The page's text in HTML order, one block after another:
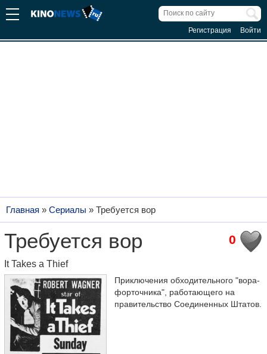
Регистрация Войти
Главная » Сериалы » Требуется вор
0
Требуется вор
It Takes a Thief
Приключения обходительного "вора-
форточника", работающего на
правительство Соединенных Штатов.